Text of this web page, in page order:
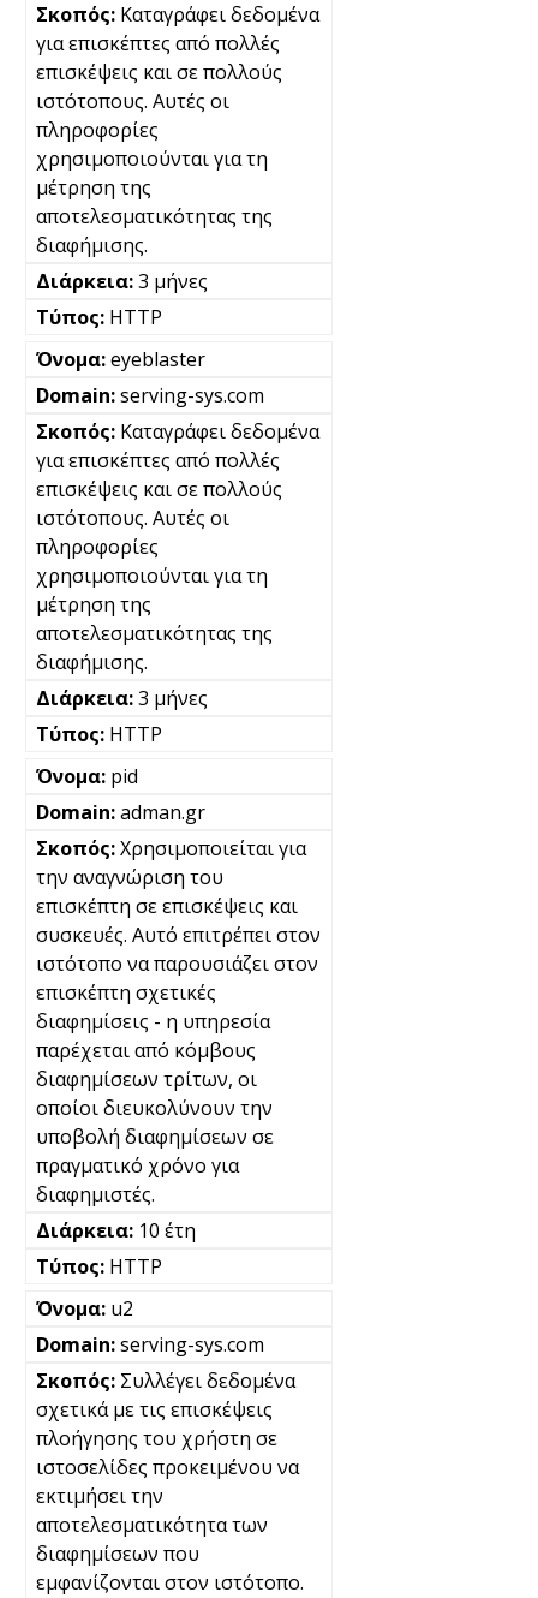
Καταγράφει δεδομένα
για επισκέπτες από πολλές
επισκέψεις και σε πολλούς
ιστότοπους. Αυτές οι
πληροφορίες
χρησιμοποιούνται για τη
μέτρηση της
αποτελεσματικότητας της
διαφήμισης.
3 μήνες
HTTP
eyeblaster
serving-sys.com
Καταγράφει δεδομένα
για επισκέπτες από πολλές
επισκέψεις και σε πολλούς
ιστότοπους. Αυτές οι
πληροφορίες
χρησιμοποιούνται για τη
μέτρηση της
αποτελεσματικότητας της
διαφήμισης.
3 μήνες
HTTP
pid
adman.gr
Χρησιμοποιείται για
την αναγνώριση του
επισκέπτη σε επισκέψεις και
συσκευές. Αυτό επιτρέπει στον
ιστότοπο να παρουσιάζει στον
επισκέπτη σχετικές
διαφημίσεις - η υπηρεσία
παρέχεται από κόμβους
διαφημίσεων τρίτων, οι
οποίοι διευκολύνουν την
υποβολή διαφημίσεων σε
πραγματικό χρόνο για
διαφημιστές.
10 έτη
HTTP
u2
serving-sys.com
Συλλέγει δεδομένα
σχετικά με τις επισκέψεις
πλοήγησης του χρήστη σε
ιστοσελίδες προκειμένου να
εκτιμήσει την
αποτελεσματικότητα των
διαφημίσεων που
εμφανίζονται στον ιστότοπο.